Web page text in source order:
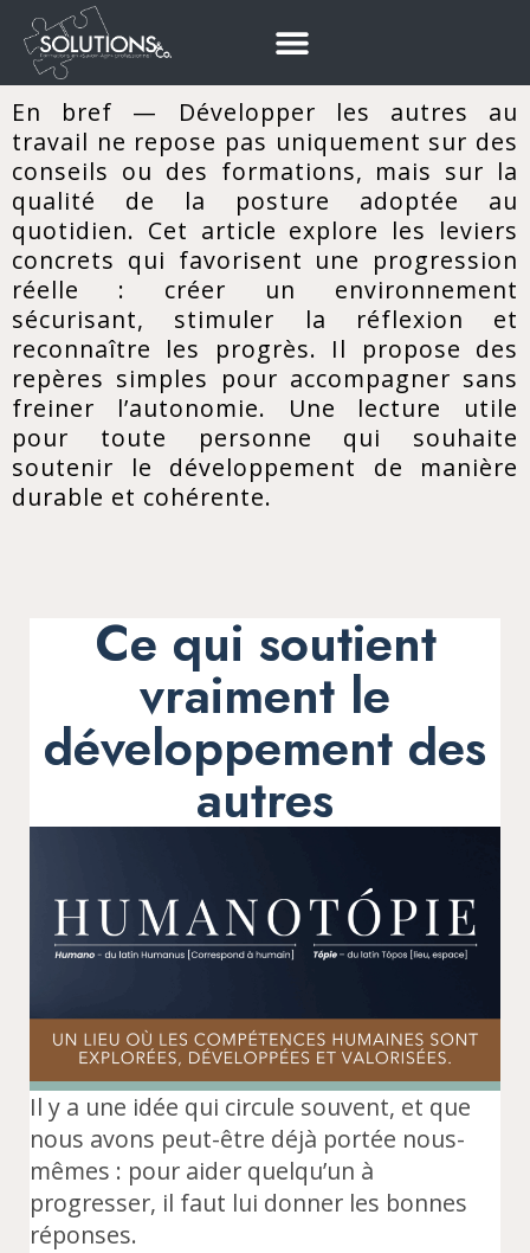
En bref — Développer les autres au
travail ne repose pas uniquement sur des
conseils ou des formations, mais sur la
qualité de la posture adoptée au
quotidien. Cet article explore les leviers
concrets qui favorisent une progression
réelle : créer un environnement
sécurisant, stimuler la réflexion et
reconnaître les progrès. Il propose des
repères simples pour accompagner sans
freiner l’autonomie. Une lecture utile
pour toute personne qui souhaite
soutenir le développement de manière
durable et cohérente.
Ce qui soutient
vraiment le
développement des
autres
Il y a une idée qui circule souvent, et que
nous avons peut-être déjà portée nous-
mêmes : pour aider quelqu’un à
progresser, il faut lui donner les bonnes
réponses.